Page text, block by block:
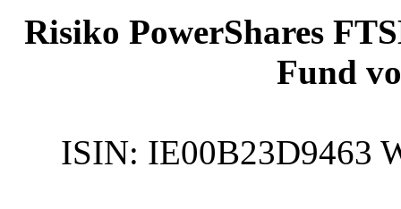
Risiko PowerShares
Fund
ISIN: IE00B23D9463